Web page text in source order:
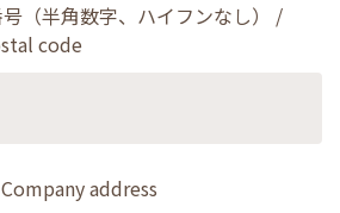
（半角数字、ハイフンなし） /
code
address